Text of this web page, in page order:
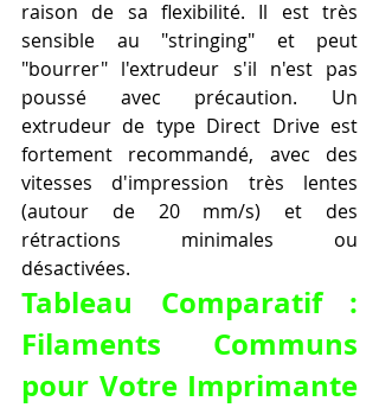
raison de sa flexibilité. Il est très
sensible au "stringing" et peut
"bourrer" l'extrudeur s'il n'est pas
poussé avec précaution. Un
extrudeur de type Direct Drive est
fortement recommandé, avec des
vitesses d'impression très lentes
(autour de 20 mm/s) et des
rétractions minimales ou
désactivées.
Tableau Comparatif :
Filaments Communs
pour Votre Imprimante